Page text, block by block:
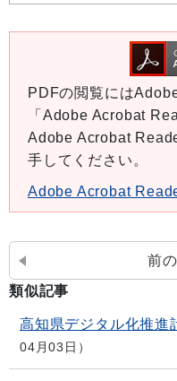
PDFの閲覧には
「Adobe Acrobat
Adobe Acrobat
手してください。
Adobe Acrobat
前
類似記事
高知県デジタル化推進
04月03日